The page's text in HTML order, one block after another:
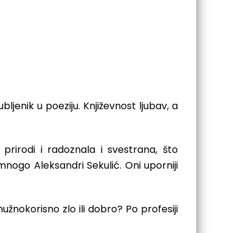
u poeziju. Književnost ljubav, a
i radoznala i svestrana, što
Aleksandri Sekulić. Oni uporniji
zlo ili dobro? Po profesiji